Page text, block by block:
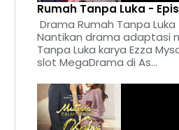
Rumah Tanpa Luka -
Drama Rumah Tanpa Luka
Nantikan drama adaptasi
Tanpa Luka karya Ezza
slot MegaDrama di As...